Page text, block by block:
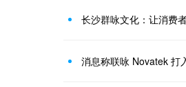
长沙群咏文化：让消费
消息称联咏 Novatek 打